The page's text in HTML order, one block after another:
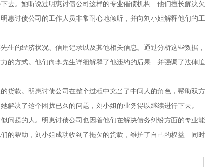
。她听说过明惠讨债公司这样的专业催债机构，他们擅长解决
惠讨债公司的工作人员非常耐心地倾听，并向刘小姐解释他们的
的经济状况、信用记录以及其他相关信息。通过分析这些数据
的方式。他们向李先生详细解释了他违约的后果，并强调了法律
款。明惠讨债公司在整个过程中充当了中间人的角色，帮助双方
解决了这个困扰已久的问题，刘小姐的业务得以继续进行下去。
问题的人。明惠讨债公司也因着他们在解决债务纠纷方面的专业
帮助，刘小姐成功收到了拖欠的货款，维护了自己的权益，同